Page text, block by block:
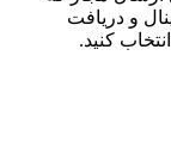
و دریافت
کنید.